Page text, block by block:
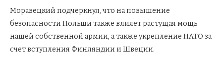
Моравецкий подчеркнул, что на повышение
безопасности Польши также влияет растущая мощь
нашей собственной армии, а также укрепление НАТО за
счет вступления Финляндии и Швеции.